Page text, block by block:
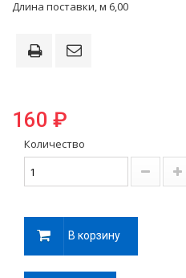
Длина поставки, м 6,00
160 ₽
Количество
В корзину